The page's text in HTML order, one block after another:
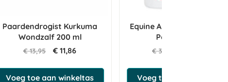
Paardendrogist Kurkuma
Wondzalf 200 ml
€ 13,95 € 11,86
Voeg toe aan winkeltas
Equine America Apple Lytes
Powder 2.5kg
€ 36,20
Voeg toe aan winkeltas